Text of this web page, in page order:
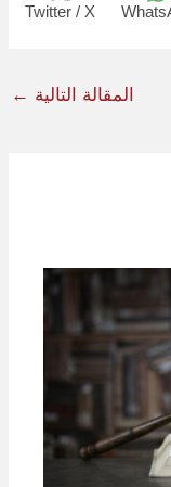
Twitter / X
المقالة التالية ←